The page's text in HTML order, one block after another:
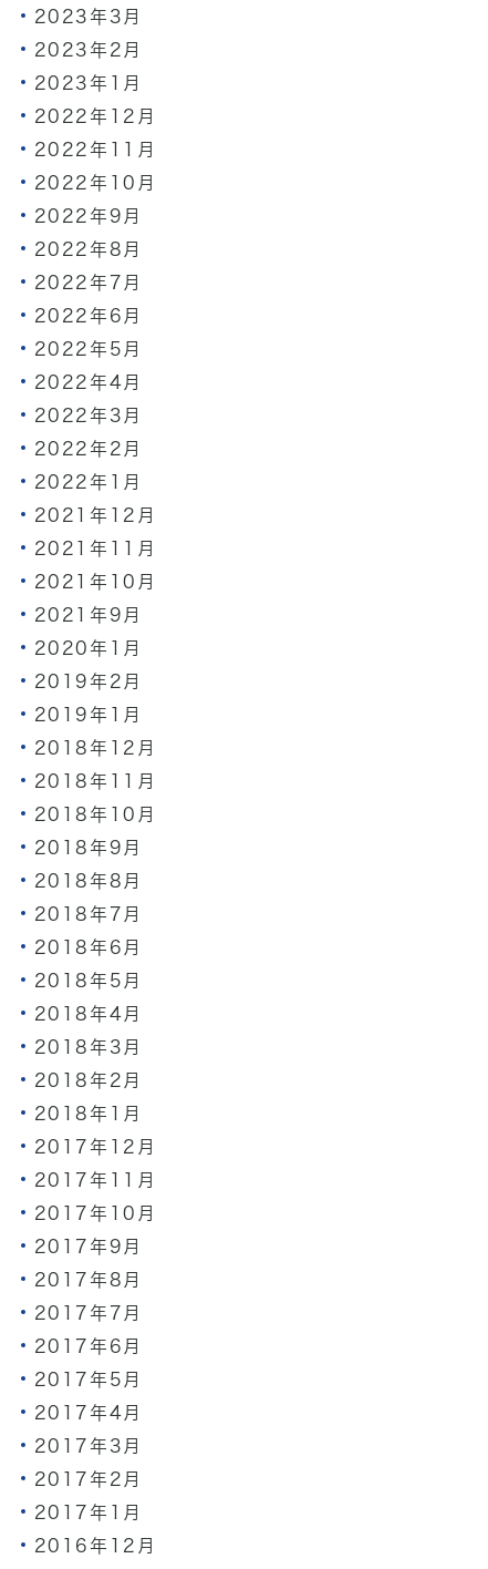
2023年3月
2023年2月
2023年1月
2022年12月
2022年11月
2022年10月
2022年9月
2022年8月
2022年7月
2022年6月
2022年5月
2022年4月
2022年3月
2022年2月
2022年1月
2021年12月
2021年11月
2021年10月
2021年9月
2020年1月
2019年2月
2019年1月
2018年12月
2018年11月
2018年10月
2018年9月
2018年8月
2018年7月
2018年6月
2018年5月
2018年4月
2018年3月
2018年2月
2018年1月
2017年12月
2017年11月
2017年10月
2017年9月
2017年8月
2017年7月
2017年6月
2017年5月
2017年4月
2017年3月
2017年2月
2017年1月
2016年12月